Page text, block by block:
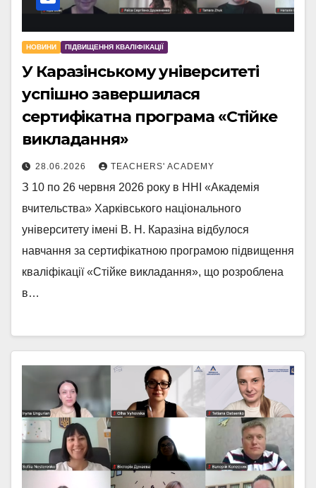
НОВИНИ ПІДВИЩЕННЯ КВАЛІФІКАЦІЇ
У Каразінському університеті
успішно завершилася
сертифікатна програма «Стійке
викладання»
28.06.2026 TEACHERS' ACADEMY
З 10 по 26 червня 2026 року в ННІ «Академія
вчительства» Харківського національного
університету імені В. Н. Каразіна відбулося
навчання за сертифікатною програмою підвищення
кваліфікації «Стійке викладання», що розроблена
в…